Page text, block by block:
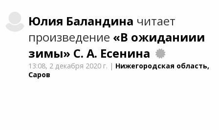
Юлия Баландина читает
произведение «В ожиданиии
зимы» С. А. Есенина
13:08, 2 декабря 2020 г. | Нижегородская область,
Саров